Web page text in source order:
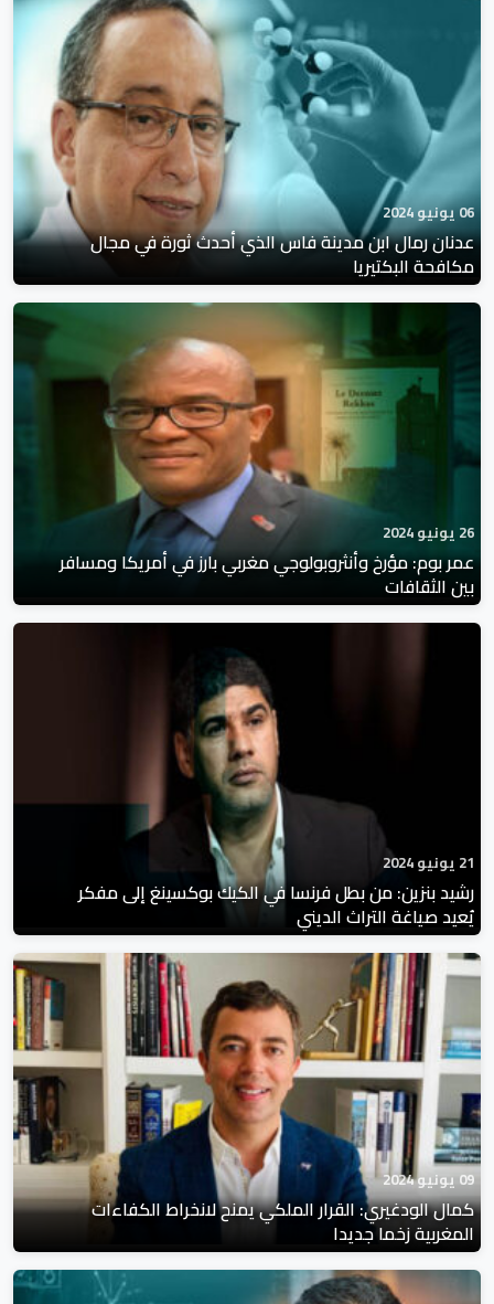
06 يونيو 2024
عدنان رمال ابن مدينة فاس الذي أحدث ثورة في مجال
مكافحة البكتيريا
26 يونيو 2024
عمر بوم: مؤرخ وأنثروبولوجي مغربي بارز في أمريكا ومسافر
بين الثقافات
21 يونيو 2024
رشيد بنزين: من بطل فرنسا في الكيك بوكسينغ إلى مفكر
يُعيد صياغة التراث الديني
09 يونيو 2024
كمال الودغيري: القرار الملكي يمنح لانخراط الكفاءات
المغربية زخما جديدا